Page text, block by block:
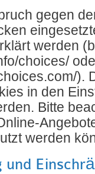
gegen
werden
choices/
).
in den
Bitte
werden
und